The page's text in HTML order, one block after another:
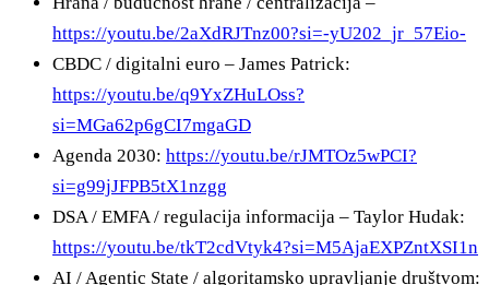
https://youtu.be/2aXdRJTnz00?si=-yU202_jr_57Eio-
CBDC / digitalni euro – James Patrick:
https://youtu.be/q9YxZHuLOss?
si=MGa62p6gCI7mgaGD
Agenda 2030: https://youtu.be/rJMTOz5wPCI?
si=g99jJFPB5tX1nzgg
DSA / EMFA / regulacija informacija – Taylor Hudak:
https://youtu.be/tkT2cdVtyk4?si=M5AjaEXPZntXSI1n
AI / Agentic State / algoritamsko upravljanje društvom: